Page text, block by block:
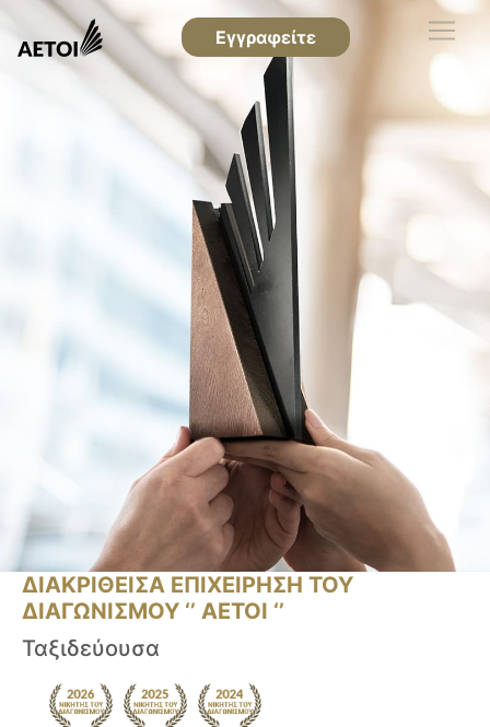
Εγγραφείτε
ΔΙΑΚΡΙΘΕΙΣΑ ΕΠΙΧΕΙΡΗΣΗ ΤΟΥ
ΔΙΑΓΩΝΙΣΜΟΥ ‘’ ΑΕΤΟΙ ‘’
Ταξιδεύουσα